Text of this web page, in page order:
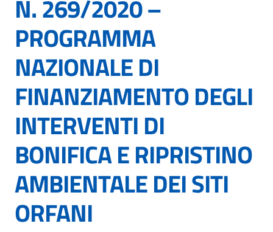
N. 269/2020 –
PROGRAMMA
NAZIONALE DI
FINANZIAMENTO DEGLI
INTERVENTI DI
BONIFICA E RIPRISTINO
AMBIENTALE DEI SITI
ORFANI